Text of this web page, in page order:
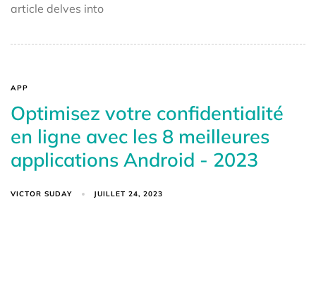
article delves into
APP
Optimisez votre confidentialité
en ligne avec les 8 meilleures
applications Android - 2023
VICTOR SUDAY JUILLET 24, 2023